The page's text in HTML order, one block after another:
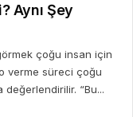
Aynı Şey
çoğu insan için
verme süreci çoğu
değerlendirilir. “Bu...